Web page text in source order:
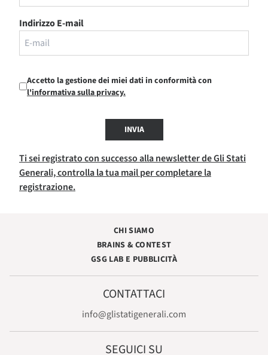
Indirizzo E-mail
Accetto la gestione dei miei dati in conformità con
l'informativa sulla privacy.
INVIA
Ti sei registrato con successo alla newsletter de Gli Stati
Generali, controlla la tua mail per completare la
registrazione.
CHI SIAMO
BRAINS & CONTEST
GSG LAB E PUBBLICITÀ
CONTATTACI
info@glistatigenerali.com
SEGUICI SU